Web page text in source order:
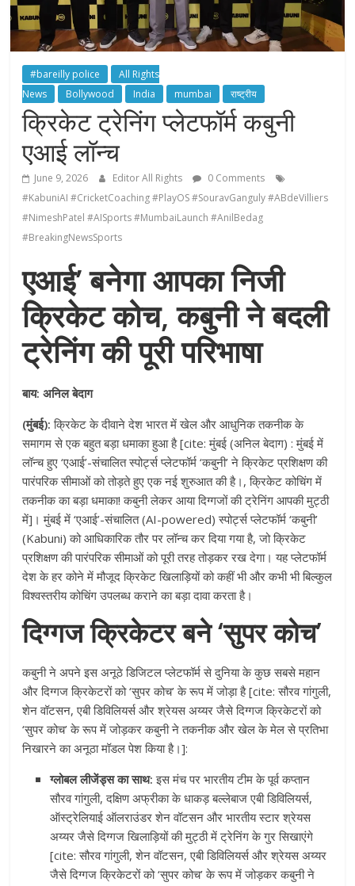
#bareilly police
All Rights
News
Bollywood India mumbai राष्ट्रीय
क्रिकेट ट्रेनिंग प्लेटफॉर्म कबुनी
एआई लॉन्च
June 9, 2026 Editor All Rights
0 Comments
#KabuniAI #CricketCoaching #PlayOS #SouravGanguly #ABdeVilliers
#NimeshPatel #AISports #MumbaiLaunch #AnilBedag
#BreakingNewsSports
एआई’ बनेगा आपका निजी
क्रिकेट कोच, कबुनी ने बदली
ट्रेनिंग की पूरी परिभाषा
बाय: अनिल बेदाग
(मुंबई): क्रिकेट के दीवाने देश भारत में खेल और आधुनिक तकनीक के
समागम से एक बहुत बड़ा धमाका हुआ है [cite: मुंबई (अनिल बेदाग) : मुंबई में
लॉन्च हुए ‘एआई’-संचालित स्पोर्ट्स प्लेटफॉर्म ‘कबुनी’ ने क्रिकेट प्रशिक्षण की
पारंपरिक सीमाओं को तोड़ते हुए एक नई शुरुआत की है।, क्रिकेट कोचिंग में
तकनीक का बड़ा धमाका! कबुनी लेकर आया दिग्गजों की ट्रेनिंग आपकी मुट्ठी
में]। मुंबई में ‘एआई’-संचालित (AI-powered) स्पोर्ट्स प्लेटफॉर्म ‘कबुनी’
(Kabuni) को आधिकारिक तौर पर लॉन्च कर दिया गया है, जो क्रिकेट
प्रशिक्षण की पारंपरिक सीमाओं को पूरी तरह तोड़कर रख देगा। यह प्लेटफॉर्म
देश के हर कोने में मौजूद क्रिकेट खिलाड़ियों को कहीं भी और कभी भी बिल्कुल
विश्वस्तरीय कोचिंग उपलब्ध कराने का बड़ा दावा करता है।
दिग्गज क्रिकेटर बने ‘सुपर कोच’
कबुनी ने अपने इस अनूठे डिजिटल प्लेटफॉर्म से दुनिया के कुछ सबसे महान
और दिग्गज क्रिकेटरों को ‘सुपर कोच’ के रूप में जोड़ा है [cite: सौरव गांगुली,
शेन वॉटसन, एबी डिविलियर्स और श्रेयस अय्यर जैसे दिग्गज क्रिकेटरों को
‘सुपर कोच’ के रूप में जोड़कर कबुनी ने तकनीक और खेल के मेल से प्रतिभा
निखारने का अनूठा मॉडल पेश किया है।]:
ग्लोबल लीजेंड्स का साथ: इस मंच पर भारतीय टीम के पूर्व कप्तान
सौरव गांगुली, दक्षिण अफ्रीका के धाकड़ बल्लेबाज एबी डिविलियर्स,
ऑस्ट्रेलियाई ऑलराउंडर शेन वॉटसन और भारतीय स्टार श्रेयस
अय्यर जैसे दिग्गज खिलाड़ियों की मुट्ठी में ट्रेनिंग के गुर सिखाएंगे
[cite: सौरव गांगुली, शेन वॉटसन, एबी डिविलियर्स और श्रेयस अय्यर
जैसे दिग्गज क्रिकेटरों को ‘सुपर कोच’ के रूप में जोड़कर कबुनी ने